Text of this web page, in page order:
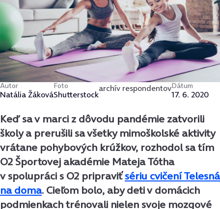
Autor
Natália Žáková
Foto
Shutterstock
archív respondentovDátum
17. 6. 2020
Keď sa v marci z dôvodu pandémie zatvorili
školy a prerušili sa všetky mimoškolské aktivity
vrátane pohybových krúžkov, rozhodol sa tím
O2 Športovej akadémie Mateja Tótha
v spolupráci s O2 pripraviťsériu cvičení Telesná
na doma. Cieľom bolo, aby deti v domácich
podmienkach trénovali nielen svoje mozgové